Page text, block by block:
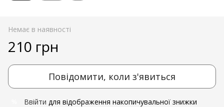
Немає в наявності
210 грн
Повідомити, коли з'явиться
Ввійти для відображення накопичувальної знижки